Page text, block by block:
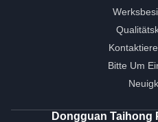
Bitte Um
Dongguan Taihong